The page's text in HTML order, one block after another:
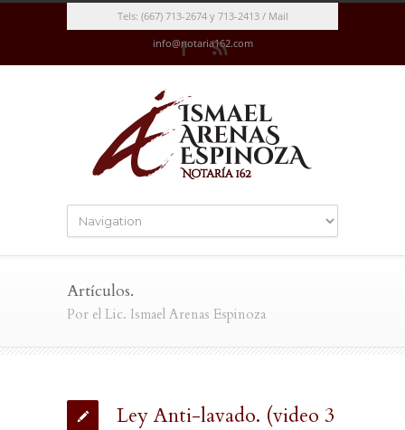
Tels: (667) 713-2674 y 713-2413 / Mail
info@notaria162.com
Artículos.
Por el Lic. Ismael Arenas Espinoza
Ley Anti-lavado. (video 3